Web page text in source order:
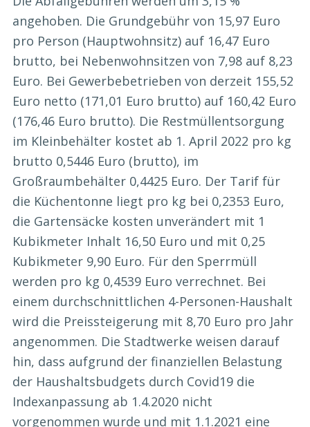
angehoben. Die Grundgebühr von 15,97 Euro
pro Person (Hauptwohnsitz) auf 16,47 Euro
brutto, bei Nebenwohnsitzen von 7,98 auf 8,23
Euro. Bei Gewerbebetrieben von derzeit 155,52
Euro netto (171,01 Euro brutto) auf 160,42 Euro
(176,46 Euro brutto). Die Restmüllentsorgung
im Kleinbehälter kostet ab 1. April 2022 pro kg
brutto 0,5446 Euro (brutto), im
Großraumbehälter 0,4425 Euro. Der Tarif für
die Küchentonne liegt pro kg bei 0,2353 Euro,
die Gartensäcke kosten unverändert mit 1
Kubikmeter Inhalt 16,50 Euro und mit 0,25
Kubikmeter 9,90 Euro. Für den Sperrmüll
werden pro kg 0,4539 Euro verrechnet. Bei
einem durchschnittlichen 4-Personen-Haushalt
wird die Preissteigerung mit 8,70 Euro pro Jahr
angenommen. Die Stadtwerke weisen darauf
hin, dass aufgrund der finanziellen Belastung
der Haushaltsbudgets durch Covid19 die
Indexanpassung ab 1.4.2020 nicht
vorgenommen wurde und mit 1.1.2021 eine